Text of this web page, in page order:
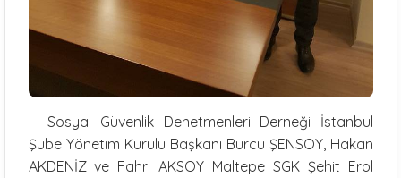
Sosyal Güvenlik Denetmenleri Derneği İstanbul
Şube Yönetim Kurulu Başkanı Burcu ŞENSOY, Hakan
AKDENİZ ve Fahri AKSOY Maltepe SGK Şehit Erol